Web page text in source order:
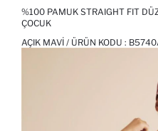
%100 PAMUK STRAIGHT FIT
ÇOCUK
AÇIK MAVI / ÜRÜN KODU :